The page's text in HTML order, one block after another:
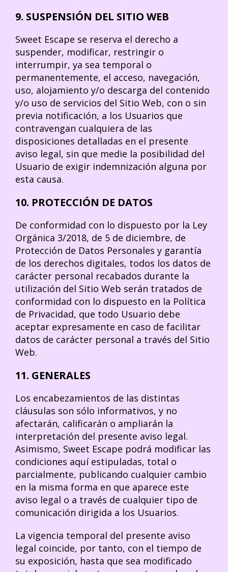
9. SUSPENSIÓN DEL SITIO WEB
Sweet Escape se reserva el derecho a
suspender, modificar, restringir o
interrumpir, ya sea temporal o
permanentemente, el acceso, navegación,
uso, alojamiento y/o descarga del contenido
y/o uso de servicios del Sitio Web, con o sin
previa notificación, a los Usuarios que
contravengan cualquiera de las
disposiciones detalladas en el presente
aviso legal, sin que medie la posibilidad del
Usuario de exigir indemnización alguna por
esta causa.
10. PROTECCIÓN DE DATOS
De conformidad con lo dispuesto por la Ley
Orgánica 3/2018, de 5 de diciembre, de
Protección de Datos Personales y garantía
de los derechos digitales, todos los datos de
carácter personal recabados durante la
utilización del Sitio Web serán tratados de
conformidad con lo dispuesto en la Política
de Privacidad, que todo Usuario debe
aceptar expresamente en caso de facilitar
datos de carácter personal a través del Sitio
Web.
11. GENERALES
Los encabezamientos de las distintas
cláusulas son sólo informativos, y no
afectarán, calificarán o ampliarán la
interpretación del presente aviso legal.
Asimismo, Sweet Escape podrá modificar las
condiciones aquí estipuladas, total o
parcialmente, publicando cualquier cambio
en la misma forma en que aparece este
aviso legal o a través de cualquier tipo de
comunicación dirigida a los Usuarios.
La vigencia temporal del presente aviso
legal coincide, por tanto, con el tiempo de
su exposición, hasta que sea modificado